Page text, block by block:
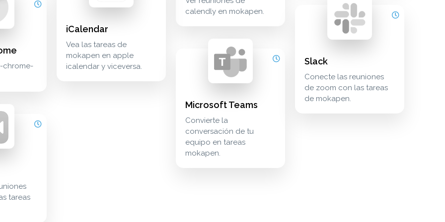
calendly en mokapen.
productividad productivity google-assitant
chrome-
iCalendar
Vea las tareas de
mokapen en apple
icalendar y viceversa.
microsoft teams convierte la conversación de tu equipo en tareas
communication
Microsoft Teams
Convierte la
conversación de tu
equipo en tareas
mokapen.
slack conecte las reuniones de zoom
communication
Slack
Conecte las reuniones
de zoom con las tareas
de mokapen.
través de zapier. automation automatización automation zapier
reuniones de zoom con las tareas de mokapen. meetings reuniones y vídeo meetings zoom
tareas